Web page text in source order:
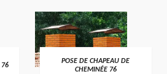
76
POSE DE CHAPEAU DE
CHEMINÉE 76